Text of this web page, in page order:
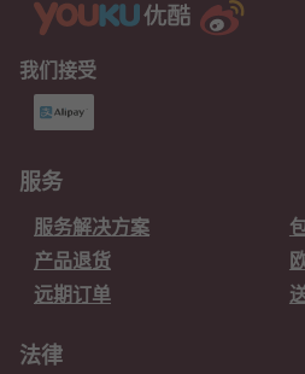
我们接受
服务
服务解决方案
产品退货
远期订单
法律